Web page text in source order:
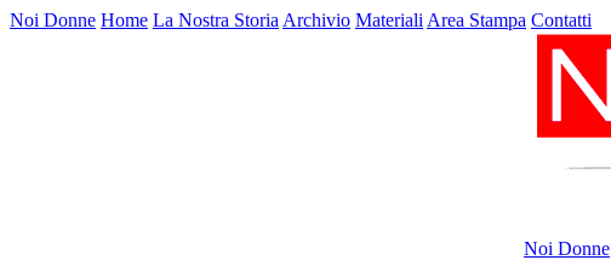
Noi Donne Home La Nostra Storia Archivio Materiali Area Stampa Contatti
Noi Donne